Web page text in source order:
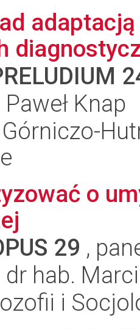
Knap
o
29 ,
hab.
i